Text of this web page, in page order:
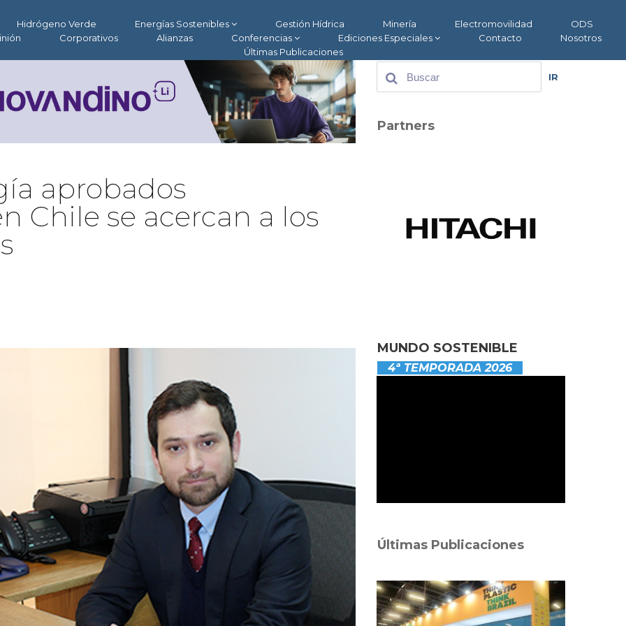
Hidrógeno Verde Energías Sostenibles Gestión Hídrica Minería Electromovilidad
ODS
Corporativos Alianzas Conferencias Ediciones Especiales Contacto
Nosotros
Últimas Publicaciones
aprobados
Chile se acercan a los
IR
Partners
MUNDO SOSTENIBLE
4ª TEMPORADA 2026
Últimas Publicaciones